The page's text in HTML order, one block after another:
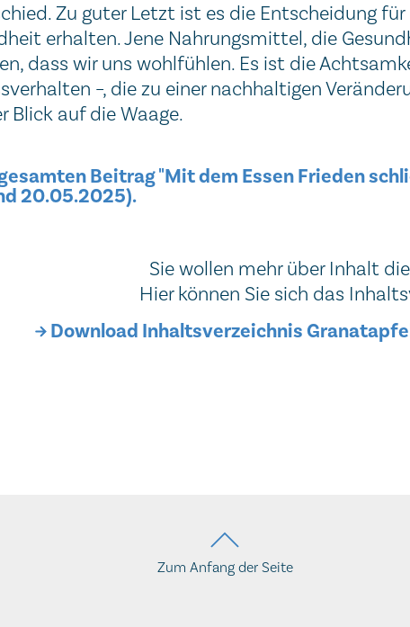
Zu guter Letzt ist es die Entscheidung
erhalten. Jene Nahrungsmittel, die
dass wir uns wohlfühlen. Es ist die
–, die zu einer nachhaltigen
Blick auf die Waage.
Beitrag "Mit dem Essen Frieden
20.05.2025).
Sie wollen mehr über Inhalt
Hier können Sie sich das
Download Inhaltsverzeichnis
Zum Anfang der Seite